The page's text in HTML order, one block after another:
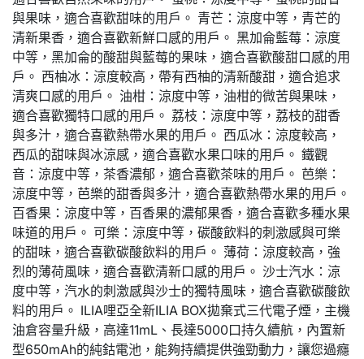
與果味，適合喜歡甜味的用戶。 青芒：涼度中等，青芒的
清新果香，適合喜歡新鮮口感的用戶。 黑加侖藍莓：涼度
中等，黑加侖的酸甜與藍莓的果味，適合喜歡酸甜口感的用
戶。 西柚冰：涼度較高，帶有西柚的清新酸甜，適合追求
清爽口感的用戶。 油柑：涼度中等，油柑的微苦與果味，
適合喜歡獨特口感的用戶。 荔枝：涼度中等，荔枝的甜香
與多汁，適合喜歡熱帶水果的用戶。 西瓜冰：涼度較高，
西瓜的甜味與冰涼感，適合喜歡水果口味的用戶。 鐵觀
音：涼度中等，茶香濃郁，適合喜歡茶味的用戶。 芭樂：
涼度中等，芭樂的甜香與多汁，適合喜歡熱帶水果的用戶。
百香果：涼度中等，百香果的濃郁果香，適合喜歡多種水果
味道的用戶。 可樂：涼度中等，碳酸飲料的刺激感與可樂
的甜味，適合喜歡碳酸飲料的用戶。 薄荷：涼度較高，強
烈的薄荷風味，適合喜歡清新口感的用戶。 沙士汽水：涼
度中等，汽水的刺激感與沙士的獨特風味，適合喜歡碳酸飲
料的用戶。 ILIA哩亞全新ILIA BOX拋棄式三代電子煙，主機
油倉容量升級，高達11mL、長達5000口持久續航，內置新
型650mAh的純鈷電池，能夠持續提供強勁動力，讓您過癮